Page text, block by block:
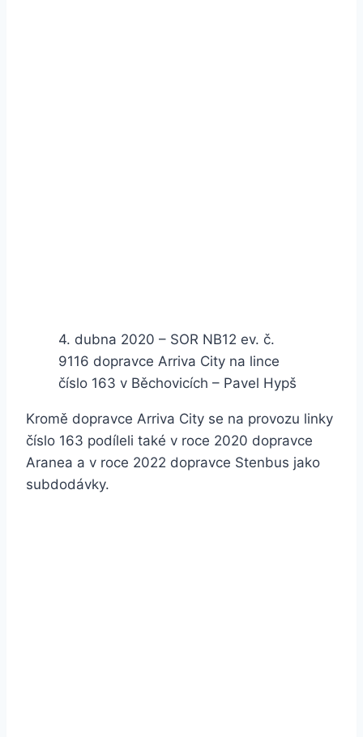
4. dubna 2020 – SOR NB12 ev. č.
9116 dopravce Arriva City na lince
číslo 163 v Běchovicích – Pavel Hypš
Kromě dopravce Arriva City se na provozu linky
číslo 163 podíleli také v roce 2020 dopravce
Aranea a v roce 2022 dopravce Stenbus jako
subdodávky.